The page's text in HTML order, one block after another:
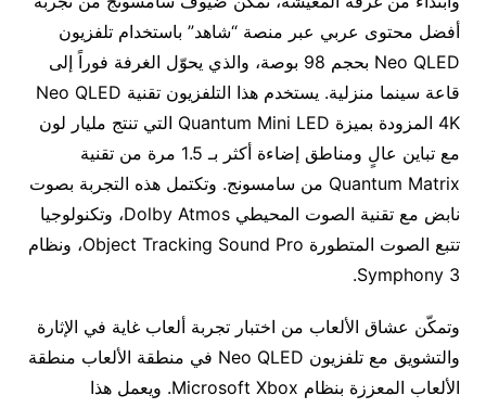
أفضل محتوى عربي عبر منصة “شاهد” باستخدام تلفزيون
Neo QLED بحجم 98 بوصة، والذي يحوّل الغرفة فوراً إلى
قاعة سينما منزلية. يستخدم هذا التلفزيون تقنية Neo QLED
4K المزودة بميزة Quantum Mini LED التي تنتج مليار لون
مع تباين عالٍ ومناطق إضاءة أكثر بـ 1.5 مرة من تقنية
Quantum Matrix من سامسونج. وتكتمل هذه التجربة بصوت
نابض مع تقنية الصوت المحيطي Dolby Atmos، وتكنولوجيا
تتبع الصوت المتطورة Object Tracking Sound Pro، ونظام
Symphony 3.
وتمكّن عشاق الألعاب من اختبار تجربة ألعاب غاية في الإثارة
والتشويق مع تلفزيون Neo QLED في منطقة الألعاب منطقة
الألعاب المعززة بنظام Microsoft Xbox. ويعمل هذا